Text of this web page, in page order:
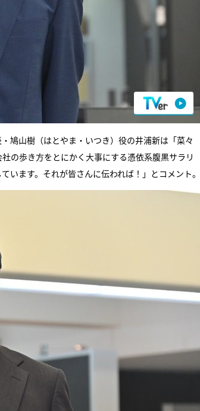
鳩山樹（はとやま・いつき）役の井浦新は「菜々
の歩き方をとにかく大事にする憑依系腹黒サラリ
ます。それが皆さんに伝われば！」とコメント。